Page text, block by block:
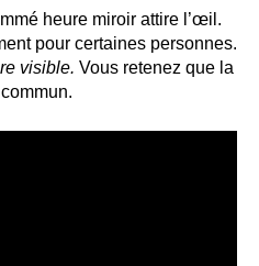
heure miroir attire l’œil.
pour certaines personnes.
visible. Vous retenez que la